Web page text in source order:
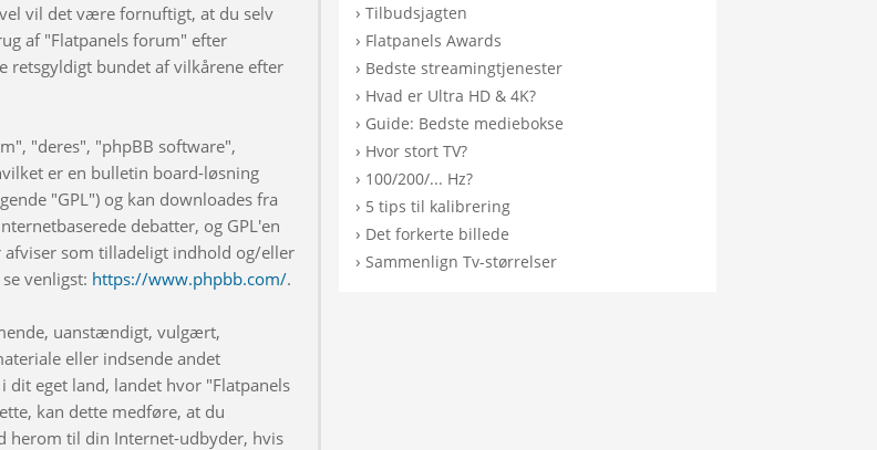
vil det være fornuftigt, at du selv
af "Flatpanels forum" efter
bundet af vilkårene efter
"deres", "phpBB software",
er en bulletin board-løsning
"GPL") og kan downloades fra
debatter, og GPL'en
som tilladeligt indhold og/eller
venligst: https://www.phpbb.com/.
uanstændigt, vulgært,
eller indsende andet
eget land, landet hvor "Flatpanels
kan dette medføre, at du
herom til din Internet-udbyder, hvis
›Tilbudsjagten
› Flatpanels Awards
› Bedste streamingtjenester
› Hvad er Ultra HD & 4K?
› Guide: Bedste mediebokse
› Hvor stort TV?
› 100/200/... Hz?
› 5 tips til kalibrering
› Det forkerte billede
›Sammenlign Tv-størrelser